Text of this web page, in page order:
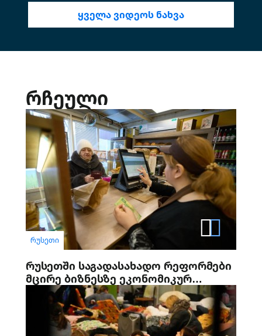
ᲧᲕᲔᲚᲐ ᲕᲘᲓᲔᲝᲡ ᲜᲐᲮᲕᲐ
რჩეული
ᲠᲣᲡᲔᲗᲘ
რუსეთში საგადასახადო რეფორმები
მცირე ბიზნესზე ეკონომიკურ
ზეწოლას ზრდის